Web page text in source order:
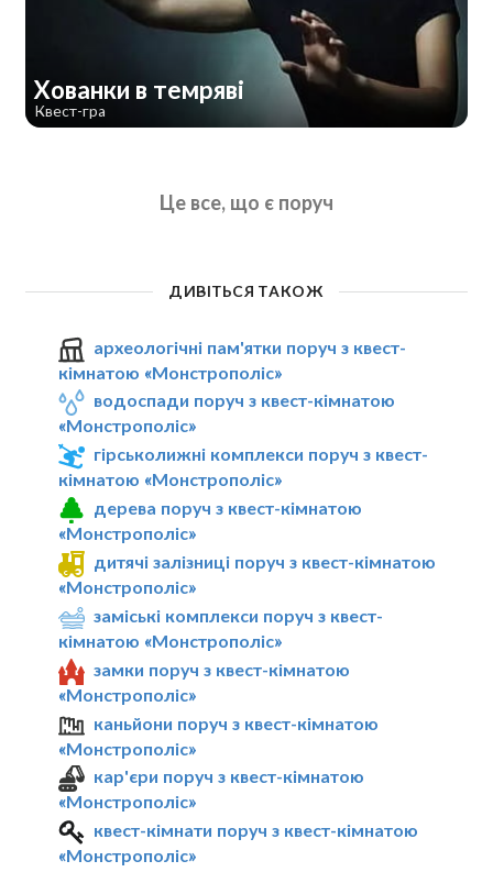
Хованки в темряві
Квест-гра
Це все, що є поруч
ДИВІТЬСЯ ТАКОЖ
археологічні пам'ятки поруч з квест-
кімнатою «Монстрополіс»
водоспади поруч з квест-кімнатою
«Монстрополіс»
гірськолижні комплекси поруч з квест-
кімнатою «Монстрополіс»
дерева поруч з квест-кімнатою
«Монстрополіс»
дитячі залізниці поруч з квест-кімнатою
«Монстрополіс»
заміські комплекси поруч з квест-
кімнатою «Монстрополіс»
замки поруч з квест-кімнатою
«Монстрополіс»
каньйони поруч з квест-кімнатою
«Монстрополіс»
кар'єри поруч з квест-кімнатою
«Монстрополіс»
квест-кімнати поруч з квест-кімнатою
«Монстрополіс»